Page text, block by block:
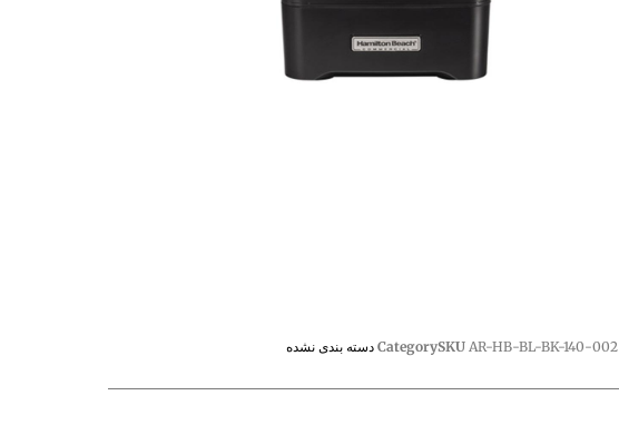
SKU AR-HB-BL-BK-140-002
Category دسته بندی نشده